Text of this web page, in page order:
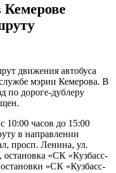
движения автобуса
мэрии Кемерова. В
по дороге-дублеру
10:00 часов до 15:00
в направлении
просп. Ленина, ул.
«СК «Кузбасс-
«СК «Кузбасс-